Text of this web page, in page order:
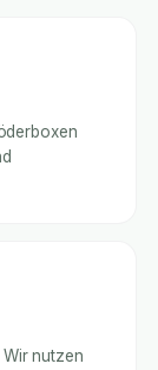
nutzen